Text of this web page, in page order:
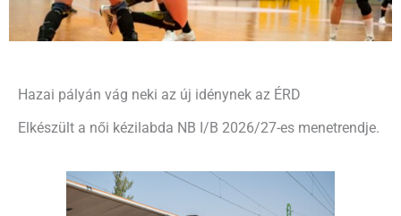
Hazai pályán vág neki az új idénynek az ÉRD
Elkészült a női kézilabda NB I/B 2026/27-es menetrendje.